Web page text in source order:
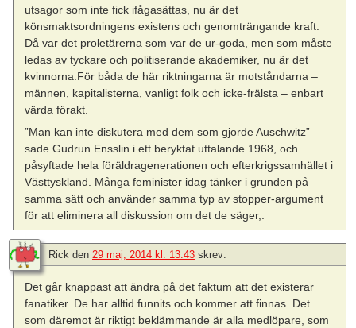
utsagor som inte fick ifågasättas, nu är det
könsmaktsordningens existens och genomträngande kraft.
Då var det proletärerna som var de ur-goda, men som måste
ledas av tyckare och politiserande akademiker, nu är det
kvinnorna.För båda de här riktningarna är motståndarna –
männen, kapitalisterna, vanligt folk och icke-frälsta – enbart
värda förakt.
”Man kan inte diskutera med dem som gjorde Auschwitz”
sade Gudrun Ensslin i ett beryktat uttalande 1968, och
påsyftade hela föräldragenerationen och efterkrigssamhället i
Västtyskland. Många feminister idag tänker i grunden på
samma sätt och använder samma typ av stopper-argument
för att eliminera all diskussion om det de säger,.
Rick den 29 maj, 2014 kl. 13:43 skrev:
Det går knappast att ändra på det faktum att det existerar
fanatiker. De har alltid funnits och kommer att finnas. Det
som däremot är riktigt beklämmande är alla medlöpare, som